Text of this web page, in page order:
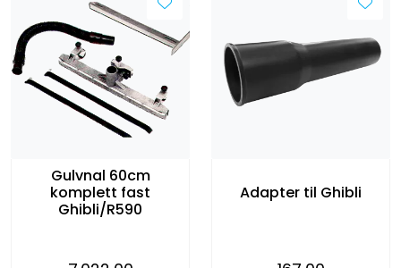
Gulvnal 60cm
komplett fast
Ghibli/R590
Adapter til Ghibli